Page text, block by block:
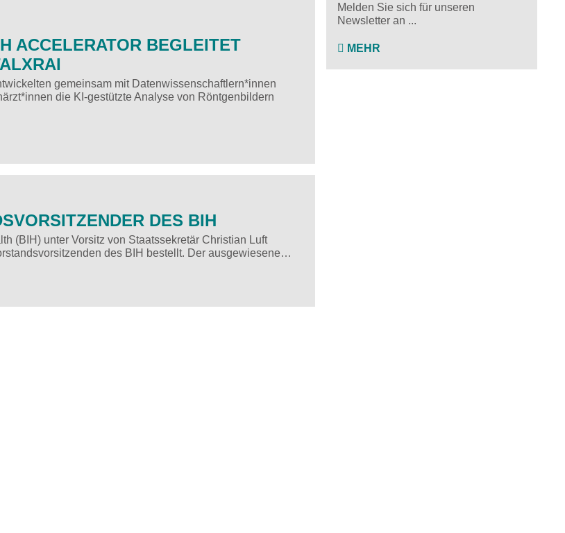
ACCELERATOR BEGLEITET
gemeinsam mit Datenwissenschaftlern*innen
die KI-gestützte Analyse von Röntgenbildern
DES BIH
(BIH) unter Vorsitz von Staatssekretär Christian Luft
des BIH bestellt. Der ausgewiesene…
Melden Sie sich für unseren
Newsletter an ...
MEHR